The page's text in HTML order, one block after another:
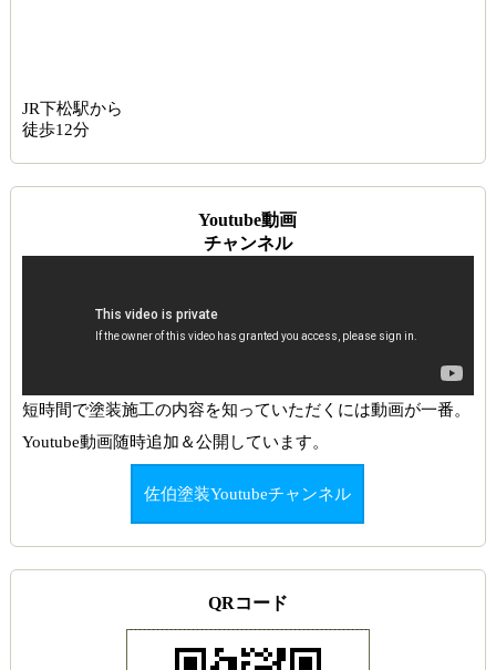
JR下松駅から
徒歩12分
Youtube動画
チャンネル
短時間で塗装施工の内容を知っていただくには動画が一番。
Youtube動画随時追加＆公開しています。
佐伯塗装Youtubeチャンネル
QRコード